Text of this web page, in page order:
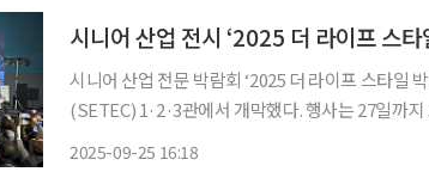
시니어 산업 전시 ‘2025 더 라이프 스타
시니어 산업 전문 박람회 ‘2025 더 라이프 스타일
(SETEC) 1·2·3관에서 개막했다. 행사는 27일까
2025-09-25 16:18